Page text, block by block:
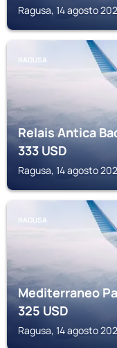
Ragusa, 14 agosto
RAGUSA
Relais Antica
333USD
Ragusa, 14 agosto
RAGUSA
Mediterraneo
325USD
Ragusa, 14 agosto